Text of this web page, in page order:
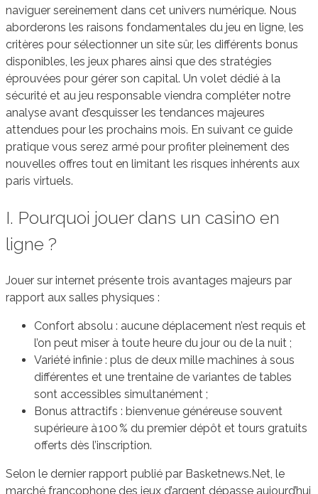
naviguer sereinement dans cet univers numérique. Nous
aborderons les raisons fondamentales du jeu en ligne, les
critères pour sélectionner un site sûr, les différents bonus
disponibles, les jeux phares ainsi que des stratégies
éprouvées pour gérer son capital. Un volet dédié à la
sécurité et au jeu responsable viendra compléter notre
analyse avant d’esquisser les tendances majeures
attendues pour les prochains mois. En suivant ce guide
pratique vous serez armé pour profiter pleinement des
nouvelles offres tout en limitant les risques inhérents aux
paris virtuels.
I. Pourquoi jouer dans un casino en
ligne ?
Jouer sur internet présente trois avantages majeurs par
rapport aux salles physiques :
Confort absolu : aucune déplacement n’est requis et
l’on peut miser à toute heure du jour ou de la nuit ;
Variété infinie : plus de deux mille machines à sous
différentes et une trentaine de variantes de tables
sont accessibles simultanément ;
Bonus attractifs : bienvenue généreuse souvent
supérieure à 100 % du premier dépôt et tours gratuits
offerts dès l’inscription.
Selon le dernier rapport publié par Basketnews.Net, le
marché francophone des jeux d’argent dépasse aujourd’hui